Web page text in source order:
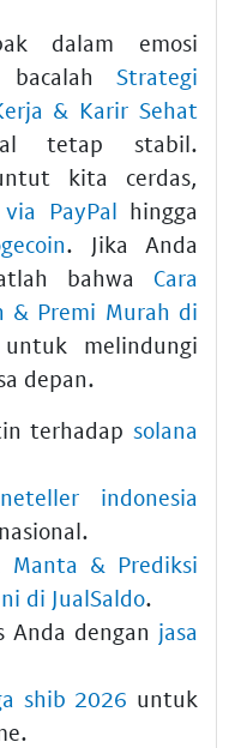
dalam emosi
bacalah Strategi
& Karir Sehat
tetap stabil.
kita cerdas,
PayPal hingga
. Jika Anda
bahwa Cara
& Premi Murah di
melindungi
depan.
terhadap solana
indonesia
Manta & Prediksi
di JualSaldo.
Anda dengan jasa
shib 2026 untuk